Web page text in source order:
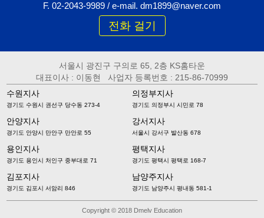
F. 02-2043-9989 / e-mail. dm1899@naver.com
전화 걸기
서울시 광진구 구의로 65, 2층 KS홈타운
대표이사 : 이동현 사업자 등록번호 : 215-86-70999
수원지사
경기도 수원시 권선구 당수동 273-4
의정부지사
경기도 의정부시 시민로 78
안양지사
경기도 안양시 만안구 만안로 55
강서지사
서울시 강서구 발산동 678
용인지사
경기도 용인시 처인구 중부대로 71
평택지사
경기도 평택시 평택로 168-7
김포지사
경기도 김포시 서암리 846
남양주지사
경기도 남양주시 평내동 581-1
Copyright © 2018 Dmelv Education